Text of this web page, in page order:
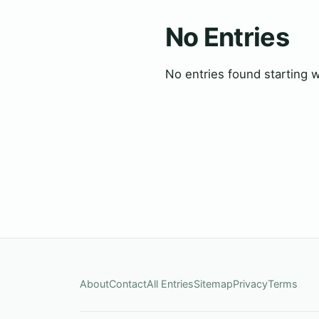
No Entries
No entries found starting
AboutContactAll EntriesSitemapPrivacyTerms